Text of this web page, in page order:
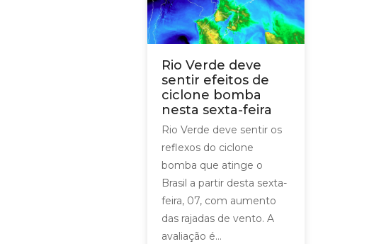
Rio Verde deve
sentir efeitos de
ciclone bomba
nesta sexta-feira
Rio Verde deve sentir os
reflexos do ciclone
bomba que atinge o
Brasil a partir desta sexta-
feira, 07, com aumento
das rajadas de vento. A
avaliação é...